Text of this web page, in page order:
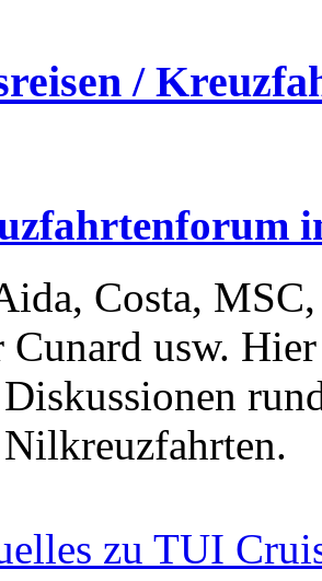
/
Costa,
Cunard usw.
zu TUI